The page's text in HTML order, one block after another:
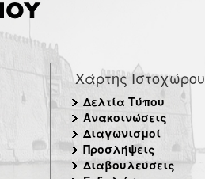
Χάρτης Ιστοχώρου
Δελτία Τύπου
Ανακοινώσεις
Διαγωνισμοί
Προσλήψεις
Διαβουλεύσεις